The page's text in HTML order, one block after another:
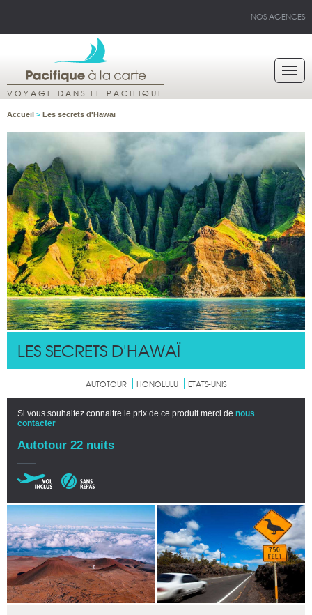
NOS AGENCES
VOYAGE DANS LE PACIFIQUE
Accueil > Les secrets d'Hawaï
LES SECRETS D'HAWAÏ
AUTOTOUR HONOLULU ETATS-UNIS
Si vous souhaitez connaitre le prix de ce produit merci de nous
contacter
Autotour 22 nuits